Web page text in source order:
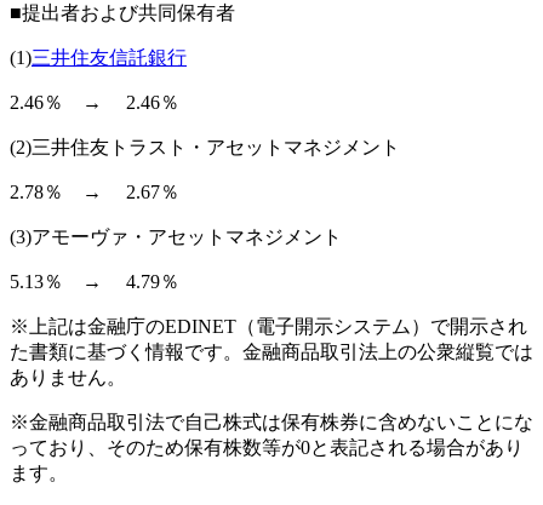
■提出者および共同保有者
(1)三井住友信託銀行
2.46％ → 2.46％
(2)三井住友トラスト・アセットマネジメント
2.78％ → 2.67％
(3)アモーヴァ・アセットマネジメント
5.13％ → 4.79％
※上記は金融庁のEDINET（電子開示システム）で開示され
た書類に基づく情報です。金融商品取引法上の公衆縦覧では
ありません。
※金融商品取引法で自己株式は保有株券に含めないことにな
っており、そのため保有株数等が0と表記される場合があり
ます。